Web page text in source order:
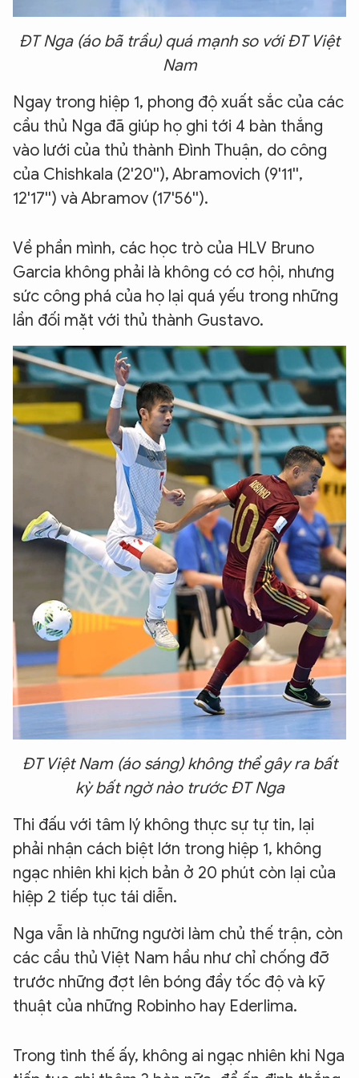
ĐT Nga (áo bã trầu) quá mạnh so với ĐT Việt
Nam
Ngay trong hiệp 1, phong độ xuất sắc của các
cầu thủ Nga đã giúp họ ghi tới 4 bàn thắng
vào lưới của thủ thành Đình Thuận, do công
của Chishkala (2'20''), Abramovich (9'11'',
12'17'') và Abramov (17'56'').
Về phần mình, các học trò của HLV Bruno
Garcia không phải là không có cơ hội, nhưng
sức công phá của họ lại quá yếu trong những
lần đối mặt với thủ thành Gustavo.
ĐT Việt Nam (áo sáng) không thể gây ra bất
kỳ bất ngờ nào trước ĐT Nga
Thi đấu với tâm lý không thực sự tự tin, lại
phải nhận cách biệt lớn trong hiệp 1, không
ngạc nhiên khi kịch bản ở 20 phút còn lại của
hiệp 2 tiếp tục tái diễn.
Nga vẫn là những người làm chủ thế trận, còn
các cầu thủ Việt Nam hầu như chỉ chống đỡ
trước những đợt lên bóng đầy tốc độ và kỹ
thuật của những Robinho hay Ederlima.
Trong tình thế ấy, không ai ngạc nhiên khi Nga